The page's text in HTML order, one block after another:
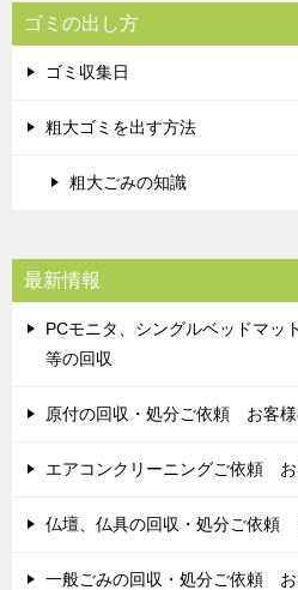
ゴミの出し方
ゴミ収集日
粗大ゴミを出す方法
粗大ごみの知識
最新情報
PCモニタ、シングルベッドマッ
等の回収
原付の回収・処分ご依頼 お客
エアコンクリーニングご依頼
仏壇、仏具の回収・処分ご依頼
一般ごみの回収・処分ご依頼